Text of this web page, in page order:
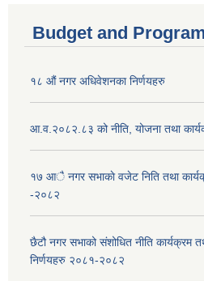
Budget and
१८ औं नगर अधिवेशनका निर्णयहरु
आ.व.२०८२.८३ को नीति, योजना तथा
१७ आै नगर सभाकाे वजेट निति तथा
-२०८२
छैटौ नगर सभाको संशोधित नीति कार्यक्रम
निर्णयहरु २०८१-२०८२